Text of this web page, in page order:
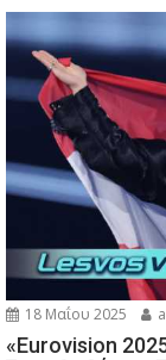
18 Μαΐου 2025
«Eurovision